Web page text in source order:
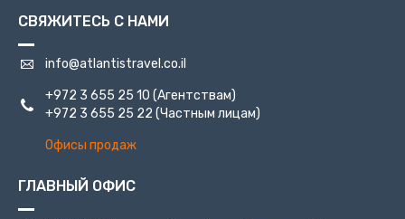
СВЯЖИТЕСЬ С НАМИ
info@atlantistravel.co.il
+972 3 655 25 10 (Агентствам)
+972 3 655 25 22 (Частным лицам)
Офисы продаж
ГЛАВНЫЙ ОФИС